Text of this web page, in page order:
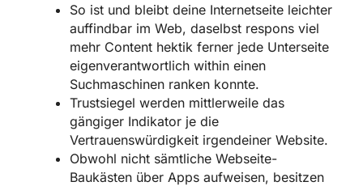
So ist und bleibt deine Internetseite leichter
auffindbar im Web, daselbst respons viel
mehr Content hektik ferner jede Unterseite
eigenverantwortlich within einen
Suchmaschinen ranken konnte.
Trustsiegel werden mittlerweile das
gängiger Indikator je die
Vertrauenswürdigkeit irgendeiner Website.
Obwohl nicht sämtliche Webseite-
Baukästen über Apps aufweisen, besitzen